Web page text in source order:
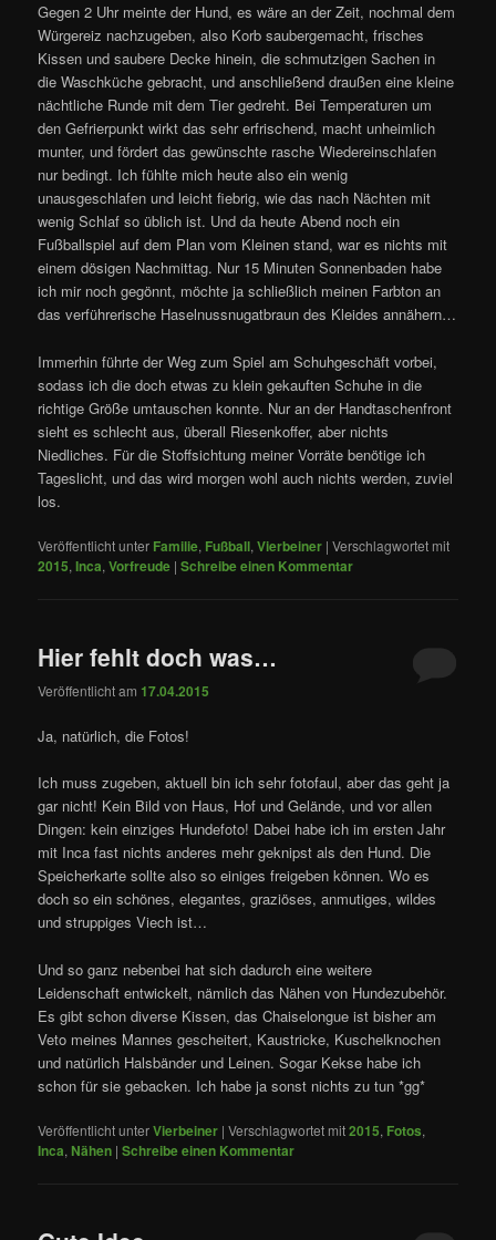
Gegen 2 Uhr meinte der Hund, es wäre an der Zeit, nochmal dem
Würgereiz nachzugeben, also Korb saubergemacht, frisches
Kissen und saubere Decke hinein, die schmutzigen Sachen in
die Waschküche gebracht, und anschließend draußen eine kleine
nächtliche Runde mit dem Tier gedreht. Bei Temperaturen um
den Gefrierpunkt wirkt das sehr erfrischend, macht unheimlich
munter, und fördert das gewünschte rasche Wiedereinschlafen
nur bedingt. Ich fühlte mich heute also ein wenig
unausgeschlafen und leicht fiebrig, wie das nach Nächten mit
wenig Schlaf so üblich ist. Und da heute Abend noch ein
Fußballspiel auf dem Plan vom Kleinen stand, war es nichts mit
einem dösigen Nachmittag. Nur 15 Minuten Sonnenbaden habe
ich mir noch gegönnt, möchte ja schließlich meinen Farbton an
das verführerische Haselnussnugatbraun des Kleides annähern…
Immerhin führte der Weg zum Spiel am Schuhgeschäft vorbei,
sodass ich die doch etwas zu klein gekauften Schuhe in die
richtige Größe umtauschen konnte. Nur an der Handtaschenfront
sieht es schlecht aus, überall Riesenkoffer, aber nichts
Niedliches. Für die Stoffsichtung meiner Vorräte benötige ich
Tageslicht, und das wird morgen wohl auch nichts werden, zuviel
los.
Veröffentlicht unter Familie, Fußball,Vierbeiner |Verschlagwortet mit
2015,Inca,Vorfreude |Schreibe einen Kommentar
Hier fehlt doch was…
Veröffentlicht am17.04.2015
Ja, natürlich, die Fotos!
Ich muss zugeben, aktuell bin ich sehr fotofaul, aber das geht ja
gar nicht! Kein Bild von Haus, Hof und Gelände, und vor allen
Dingen: kein einziges Hundefoto! Dabei habe ich im ersten Jahr
mit Inca fast nichts anderes mehr geknipst als den Hund. Die
Speicherkarte sollte also so einiges freigeben können. Wo es
doch so ein schönes, elegantes, graziöses, anmutiges, wildes
und struppiges Viech ist…
Und so ganz nebenbei hat sich dadurch eine weitere
Leidenschaft entwickelt, nämlich das Nähen von Hundezubehör.
Es gibt schon diverse Kissen, das Chaiselongue ist bisher am
Veto meines Mannes gescheitert, Kaustricke, Kuschelknochen
und natürlich Halsbänder und Leinen. Sogar Kekse habe ich
schon für sie gebacken. Ich habe ja sonst nichts zu tun *gg*
Veröffentlicht unterVierbeiner |Verschlagwortet mit2015, Fotos,
Inca,Nähen |Schreibe einen Kommentar